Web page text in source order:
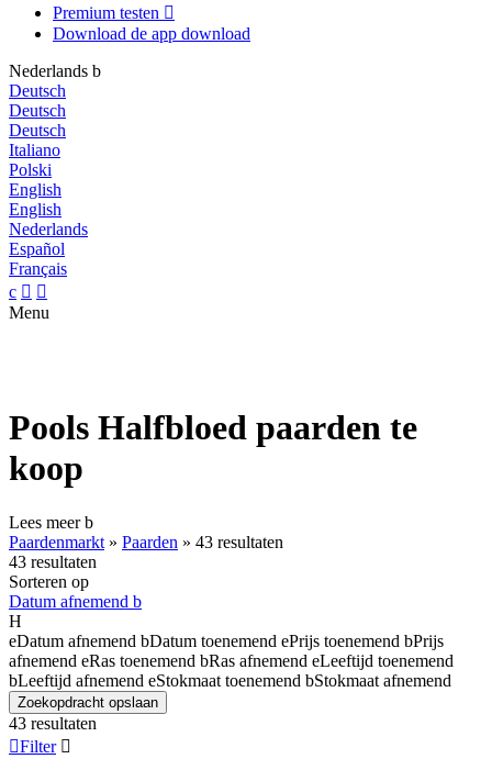
Premium testen 
Download de app download
Nederlands b
Deutsch
Deutsch
Deutsch
Italiano
Polski
English
English
Nederlands
Español
Français
c  
Menu
Pools Halfbloed paarden te
koop
Lees meerb
Paardenmarkt » Paarden » 43 resultaten
43 resultaten
Sorteren op
Datum afnemend b
H
eDatum afnemend bDatum toenemend ePrijs toenemend bPrijs
afnemend eRas toenemend bRas afnemend eLeeftijd toenemend
bLeeftijd afnemend eStokmaat toenemend bStokmaat afnemend
Zoekopdracht opslaan
43 resultaten
Filter 